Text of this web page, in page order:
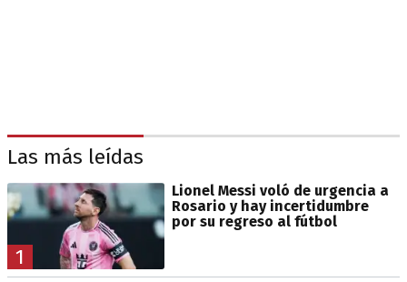
Las más leídas
1
Lionel Messi voló de urgencia a
Rosario y hay incertidumbre
por su regreso al fútbol